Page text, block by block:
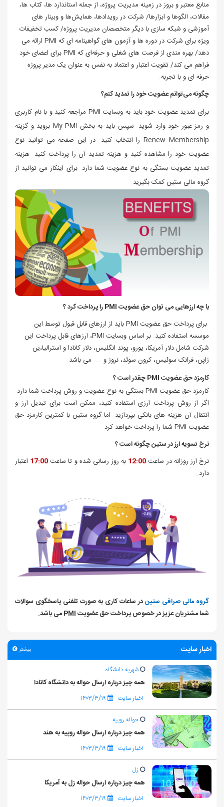
منابع معتبر و بروز در زمینه مدیریت پروژه، از جمله استاندارد ها، کتاب‌ ها،
مقالات، الگوها و ابزارها/ شرکت در رویدادها، همایش‌ها و وبینار های
آموزشی و شبکه‌ سازی با دیگر متخصصان مدیریت پروژه/ کسب تخفیفات
ویژه برای شرکت در دوره‌ ها و آزمون‌ های گواهینامه‌ ای که PMI ارائه می‌
دهد/ بهره‌ مندی از فرصت‌ های شغلی و حرفه‌ای که PMI برای اعضای خود
فراهم می‌ کند/ تقویت اعتبار و اعتماد به نفس به عنوان یک مدیر پروژه
حرفه‌ ای و با تجربه.
چگونه می‌توانم عضویت خود را تمدید کنم؟
برای تمدید عضویت خود باید به وبسایت PMI مراجعه کنید و با نام کاربری
و رمز عبور خود وارد شوید. سپس باید به بخش My PMI بروید و گزینه
Renew Membership را انتخاب کنید. در این صفحه می‌ توانید نوع
عضویت خود را مشاهده کنید و هزینه تمدید آن را پرداخت کنید. هزینه
تمدید عضویت بستگی به نوع عضویت شما دارد. برای اینکار می توانید از
گروه مالی ستین کمک بگیرید.
با چه ارزهایی می توان حق عضویت PMI را
پرداخت کرد ؟
برای پرداخت حق عضویت PMI باید از ارزهای قابل قبول توسط این
موسسه استفاده کنید. بر اساس وبسایت PMI، ارزهای قابل پرداخت این
شرکت شاملدلار آمریکا، یورو، پوند انگلیس، دلار کانادا و استرالیا،ین
ژاپن، فرانک سوئیس، کرون سوئد، نروژ و .... می باشد.
کارمزد حق عضویت PMI چقدر است ؟
کارمزد حق عضویت PMI بستگی به نوع عضویت و روش پرداخت شما دارد.
اگر از روش پرداخت ارزی استفاده کنید، ممکن است برای تبدیل ارز و
انتقال آن هزینه‌ های بانکی بپردازید. اما گروه ستین با کمترین کارمزد حق
عضویت PMI شما را پرداخت خواهد کرد.
نرخ تسویه ارز در ستین چگونه است ؟
نرخ ارز روزانه در ساعت 12:00 به روز رسانی شده و تا ساعت 17:00 اعتبار
دارد.
گروه مالی صرافی ستیندر ساعات کاری به صورت تلفنی پاسخگوی سوالات
شما مشتریان عزیز در خصوص پرداخت حق عضویت PMI می باشد.
اخبار سایت بیشتر
شهریه دانشگاه
همه چیز درباره ارسال حواله به دانشگاه کانادا
اخبار سایت ۱۴۰۳/۳/۱۹
حواله روپیه
همه چیز درباره ارسال حواله روپیه به هند
اخبار سایت ۱۴۰۳/۳/۱۹
زل
همه چیز درباره ارسال حواله زل به آمریکا
اخبار سایت ۱۴۰۳/۳/۱۹